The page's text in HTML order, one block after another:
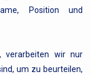
Position und
verarbeiten wir nur
um zu beurteilen,